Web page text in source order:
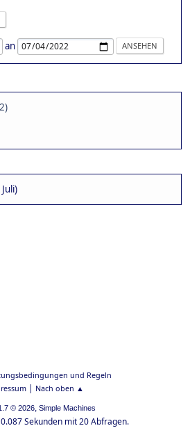
an
und Regeln
| Nach oben ▲
© 2026, Simple Machines
Sekunden mit 20 Abfragen.